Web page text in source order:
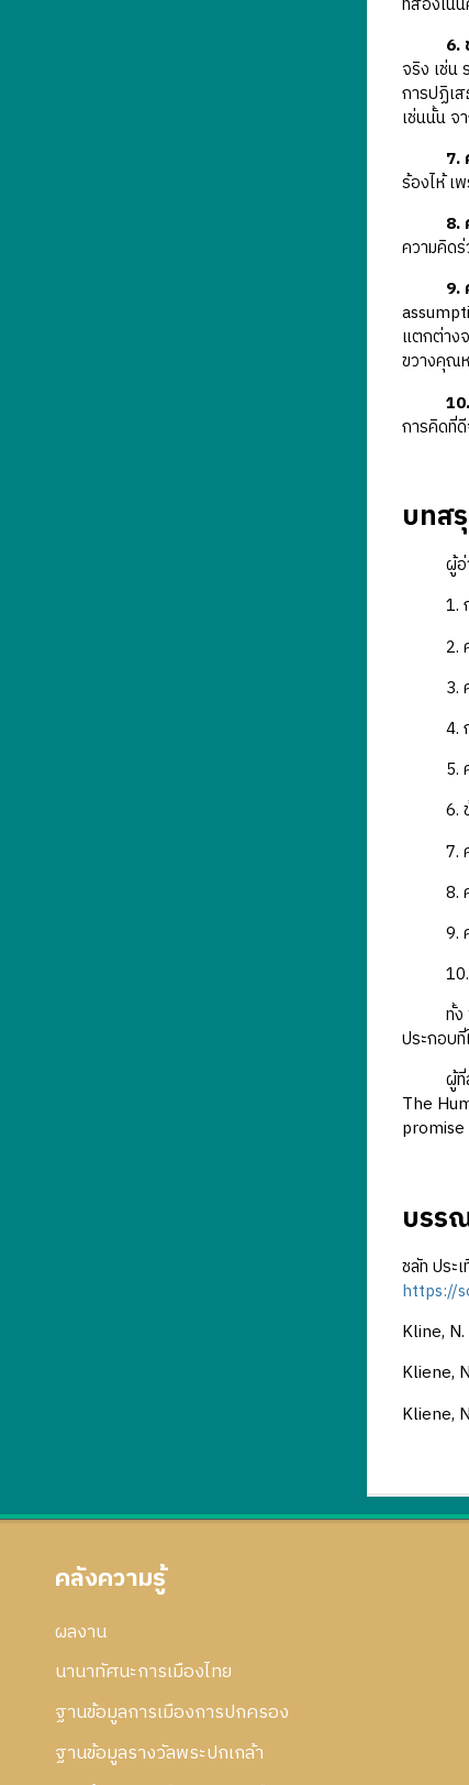
6.
จริง เช่น
การปฏิเ
เช่นนั้น จ
7.
ร้องไห้ เ
8.
ความคิด
9.
แตกต่าง
ขวางคุณ
การคิดที่
บทส
ผู้อ่านไ
1. กา
2. คว
3. คว
4. ก
5. คว
6. ข้
7. ค
8. คว
9. คำ
10.
ทั้ง 10
ประกอบ
ผู้ที่สนใ
The
บรร
ชลัท ประ
https://
Kline,
Kliene,
Kliene,
คลังความรู้
ผลงาน
นานาทัศนะการเมืองไทย
ฐานข้อมูลการเมืองการปกครอง
ฐานข้อมูลรางวัลพระปกเกล้า